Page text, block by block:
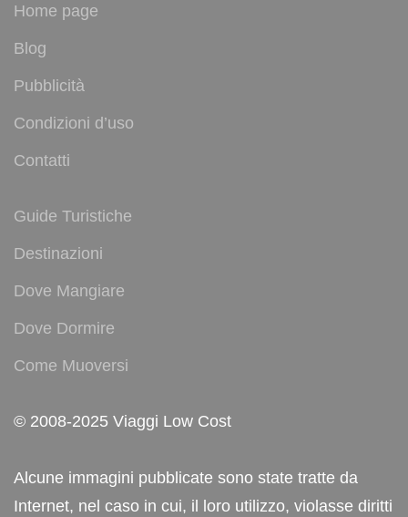
Home page
Blog
Pubblicità
Condizioni d’uso
Contatti
Guide Turistiche
Destinazioni
Dove Mangiare
Dove Dormire
Come Muoversi
© 2008-2025 Viaggi Low Cost
Alcune immagini pubblicate sono state tratte da
Internet, nel caso in cui, il loro utilizzo, violasse diritti